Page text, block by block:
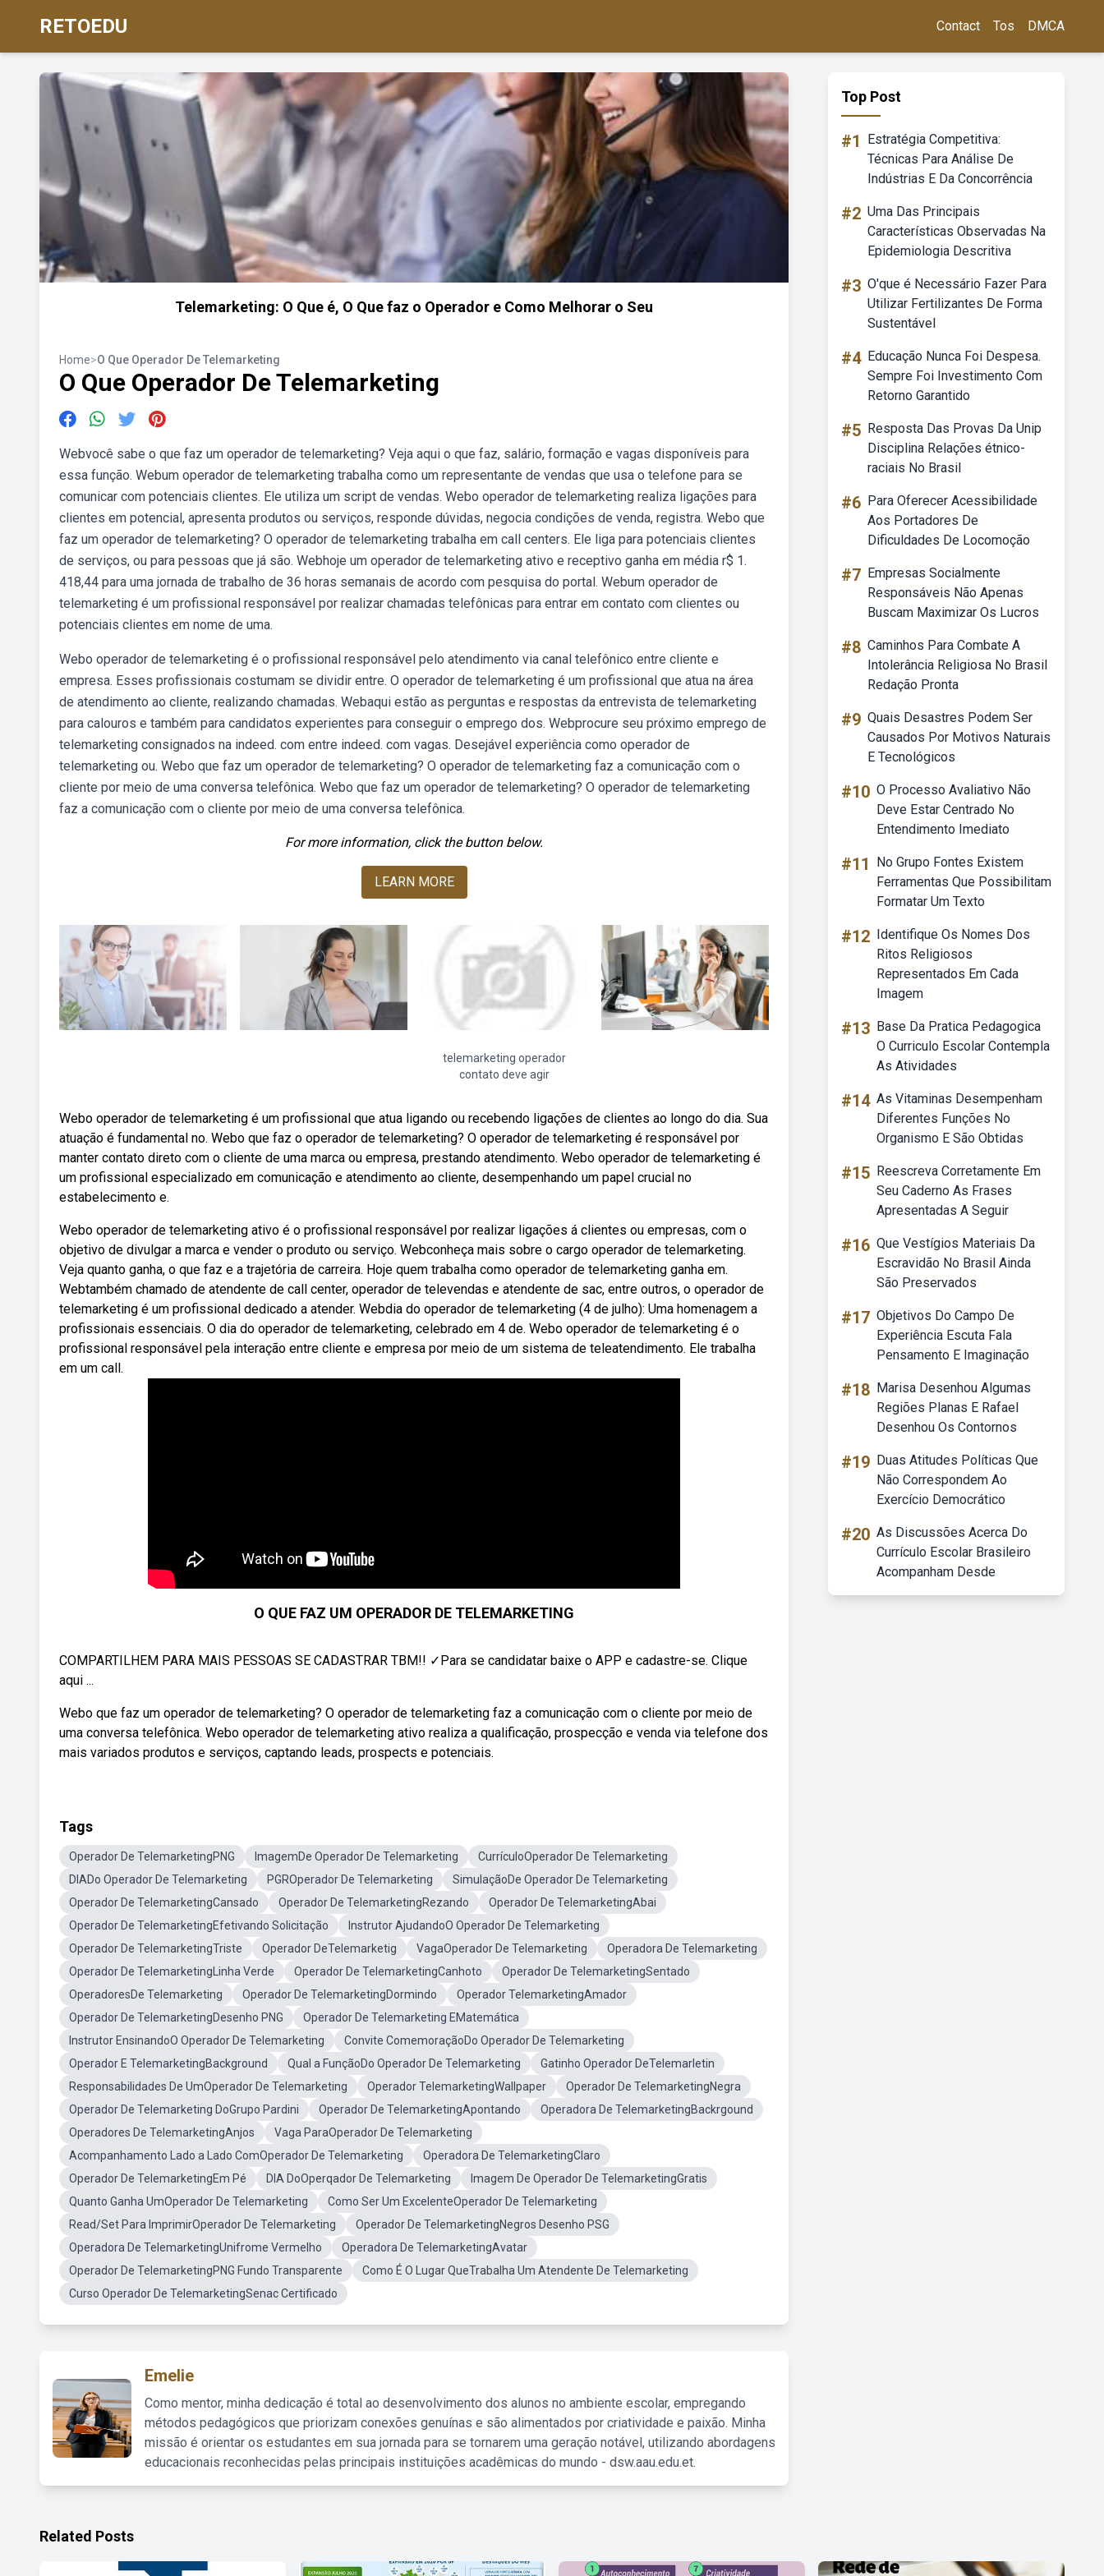
RETOEDU Contact Tos DMCA
Telemarketing: O Que é, O Que faz o Operador e Como Melhorar o Seu
Home>O Que Operador De Telemarketing
O Que Operador De Telemarketing
Webvocê sabe o que faz um operador de telemarketing? Veja aqui o que faz, salário, formação e vagas disponíveis para
essa função. Webum operador de telemarketing trabalha como um representante de vendas que usa o telefone para se
comunicar com potenciais clientes. Ele utiliza um script de vendas. Webo operador de telemarketing realiza ligações para
clientes em potencial, apresenta produtos ou serviços, responde dúvidas, negocia condições de venda, registra. Webo que
faz um operador de telemarketing? O operador de telemarketing trabalha em call centers. Ele liga para potenciais clientes
de serviços, ou para pessoas que já são. Webhoje um operador de telemarketing ativo e receptivo ganha em média r$ 1.
418,44 para uma jornada de trabalho de 36 horas semanais de acordo com pesquisa do portal. Webum operador de
telemarketing é um profissional responsável por realizar chamadas telefônicas para entrar em contato com clientes ou
potenciais clientes em nome de uma.
Webo operador de telemarketing é o profissional responsável pelo atendimento via canal telefônico entre cliente e
empresa. Esses profissionais costumam se dividir entre. O operador de telemarketing é um profissional que atua na área
de atendimento ao cliente, realizando chamadas. Webaqui estão as perguntas e respostas da entrevista de telemarketing
para calouros e também para candidatos experientes para conseguir o emprego dos. Webprocure seu próximo emprego de
telemarketing consignados na indeed. com entre indeed. com vagas. Desejável experiência como operador de
telemarketing ou. Webo que faz um operador de telemarketing? O operador de telemarketing faz a comunicação com o
cliente por meio de uma conversa telefônica. Webo que faz um operador de telemarketing? O operador de telemarketing
faz a comunicação com o cliente por meio de uma conversa telefônica.
For more information, click the button below.
LEARN MORE
telemarketing operador
contato deve agir
Webo operador de telemarketing é um profissional que atua ligando ou recebendo ligações de clientes ao longo do dia. Sua
atuação é fundamental no. Webo que faz o operador de telemarketing? O operador de telemarketing é responsável por
manter contato direto com o cliente de uma marca ou empresa, prestando atendimento. Webo operador de telemarketing é
um profissional especializado em comunicação e atendimento ao cliente, desempenhando um papel crucial no
estabelecimento e.
Webo operador de telemarketing ativo é o profissional responsável por realizar ligações á clientes ou empresas, com o
objetivo de divulgar a marca e vender o produto ou serviço. Webconheça mais sobre o cargo operador de telemarketing.
Veja quanto ganha, o que faz e a trajetória de carreira. Hoje quem trabalha como operador de telemarketing ganha em.
Webtambém chamado de atendente de call center, operador de televendas e atendente de sac, entre outros, o operador de
telemarketing é um profissional dedicado a atender. Webdia do operador de telemarketing (4 de julho): Uma homenagem a
profissionais essenciais. O dia do operador de telemarketing, celebrado em 4 de. Webo operador de telemarketing é o
profissional responsável pela interação entre cliente e empresa por meio de um sistema de teleatendimento. Ele trabalha
em um call.
O QUE FAZ UM OPERADOR DE TELEMARKETING
COMPARTILHEM PARA MAIS PESSOAS SE CADASTRAR TBM!! ✓Para se candidatar baixe o APP e cadastre-se. Clique
aqui ...
Webo que faz um operador de telemarketing? O operador de telemarketing faz a comunicação com o cliente por meio de
uma conversa telefônica. Webo operador de telemarketing ativo realiza a qualificação, prospecção e venda via telefone dos
mais variados produtos e serviços, captando leads, prospects e potenciais.
Tags
Operador De TelemarketingPNG ImagemDe Operador De Telemarketing
CurrículoOperador De Telemarketing
DIADo Operador De Telemarketing
PGROperador De Telemarketing
SimulaçãoDe Operador De Telemarketing
Operador De TelemarketingCansado
Operador De TelemarketingRezando
Operador De TelemarketingAbai
Operador De TelemarketingEfetivando Solicitação
Instrutor AjudandoO Operador De Telemarketing
Operador De TelemarketingTriste
Operador DeTelemarketig VagaOperador De Telemarketing
Operadora De Telemarketing
Operador De TelemarketingLinha Verde
Operador De TelemarketingCanhoto
Operador De TelemarketingSentado
OperadoresDe Telemarketing
Operador De TelemarketingDormindo
Operador TelemarketingAmador
Operador De TelemarketingDesenho PNG
Operador De Telemarketing EMatemática
Instrutor EnsinandoO Operador De Telemarketing
Convite ComemoraçãoDo Operador De Telemarketing
Operador E TelemarketingBackground
Qual a FunçãoDo Operador De Telemarketing
Gatinho Operador DeTelemarletin
Responsabilidades De UmOperador De Telemarketing
Operador TelemarketingWallpaper
Operador De TelemarketingNegra
Operador De Telemarketing DoGrupo Pardini
Operador De TelemarketingApontando
Operadora De TelemarketingBackrgound
Operadores De TelemarketingAnjos
Vaga ParaOperador De Telemarketing
Acompanhamento Lado a Lado ComOperador De Telemarketing
Operadora De TelemarketingClaro
Operador De TelemarketingEm Pé
DIA DoOperqador De Telemarketing
Imagem De Operador De TelemarketingGratis
Quanto Ganha UmOperador De Telemarketing
Como Ser Um ExcelenteOperador De Telemarketing
Read/Set Para ImprimirOperador De Telemarketing
Operador De TelemarketingNegros Desenho PSG
Operadora De TelemarketingUnifrome Vermelho
Operadora De TelemarketingAvatar
Operador De TelemarketingPNG Fundo Transparente
Como É O Lugar QueTrabalha Um Atendente De Telemarketing
Curso Operador De TelemarketingSenac Certificado
Emelie
Como mentor, minha dedicação é total ao desenvolvimento dos alunos no ambiente escolar, empregando
métodos pedagógicos que priorizam conexões genuínas e são alimentados por criatividade e paixão. Minha
missão é orientar os estudantes em sua jornada para se tornarem uma geração notável, utilizando abordagens
educacionais reconhecidas pelas principais instituições acadêmicas do mundo - dsw.aau.edu.et.
Top Post
#1
Estratégia Competitiva:
Técnicas Para Análise De
Indústrias E Da Concorrência
#2 Uma Das Principais
Características Observadas Na
Epidemiologia Descritiva
#3 O'que é Necessário Fazer Para
Utilizar Fertilizantes De Forma
Sustentável
#4 Educação Nunca Foi Despesa.
Sempre Foi Investimento Com
Retorno Garantido
#5 Resposta Das Provas Da Unip
Disciplina Relações étnico-
raciais No Brasil
#6 Para Oferecer Acessibilidade
Aos Portadores De
Dificuldades De Locomoção
#7 Empresas Socialmente
Responsáveis Não Apenas
Buscam Maximizar Os Lucros
#8 Caminhos Para Combate A
Intolerância Religiosa No Brasil
Redação Pronta
#9 Quais Desastres Podem Ser
Causados Por Motivos Naturais
E Tecnológicos
#10 O Processo Avaliativo Não
Deve Estar Centrado No
Entendimento Imediato
#11
No Grupo Fontes Existem
Ferramentas Que Possibilitam
Formatar Um Texto
#12 Identifique Os Nomes Dos
Ritos Religiosos
Representados Em Cada
Imagem
#13 Base Da Pratica Pedagogica
O Curriculo Escolar Contempla
As Atividades
#14 As Vitaminas Desempenham
Diferentes Funções No
Organismo E São Obtidas
#15 Reescreva Corretamente Em
Seu Caderno As Frases
Apresentadas A Seguir
#16 Que Vestígios Materiais Da
Escravidão No Brasil Ainda
São Preservados
#17 Objetivos Do Campo De
Experiência Escuta Fala
Pensamento E Imaginação
#18 Marisa Desenhou Algumas
Regiões Planas E Rafael
Desenhou Os Contornos
#19 Duas Atitudes Políticas Que
Não Correspondem Ao
Exercício Democrático
#20 As Discussões Acerca Do
Currículo Escolar Brasileiro
Acompanham Desde
Related Posts